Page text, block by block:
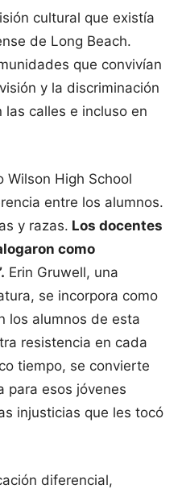
cultural que existía
de Long Beach.
que convivían
y la discriminación
calles e incluso en
Wilson High School
entre los alumnos.
y razas. Los docentes
como
Erin Gruwell, una
se incorpora como
los alumnos de esta
resistencia en cada
tiempo, se convierte
para esos jóvenes
injusticias que les tocó
diferencial,